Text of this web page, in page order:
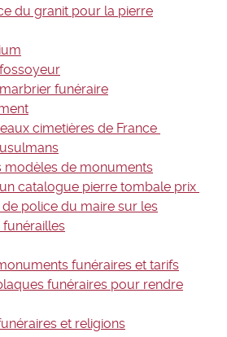
du granit pour la pierre
funéraire
cimetières de France
modèles de monuments
catalogue pierre tombale prix
police du maire sur les
funérailles
funéraires et tarifs
funéraires pour rendre
et religions